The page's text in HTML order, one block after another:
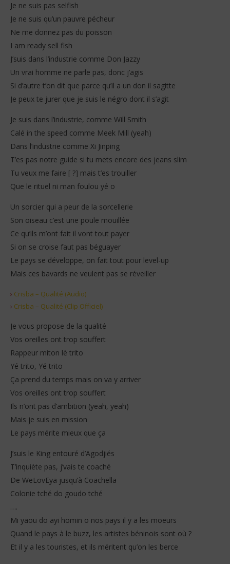
Je ne suis pas selfish
Je ne suis qu’un pauvre pécheur
Ne me donnez pas du poisson
I am ready sell fish
J’suis dans l’industrie comme Don Jazzy
Un vrai homme ne parle pas, donc j’agis
Si d’autre t’on dit que parce qu’il a un don il sagitte
Je peux te jurer que je suis le négro dont il s’agit
Je suis dans l’industrie, comme Will Smith
Calé in the speed comme Meek Mill (yeah)
Dans l’industrie comme Xi Jinping
T’es pas notre guide si tu mets encore des jeans slim
Tu veux me faire [ ?] mais t’es trouiller
Que le rituel ni man foulou yé o
Un sorcier qui a peur de la sorcellerie
Son oiseau c’est une poule mouillée
Ce qu’ils m’ont fait il vont tout payer
Si on se croise faut pas béguayer
Le pays se développe, on fait tout pour level-up
Mais ces bavards ne veulent pas se réveiller
› Crisba – Qualité (Audio)
› Crisba – Qualité (Clip Officiel)
Je vous propose de la qualité
Vos oreilles ont trop souffert
Rappeur miton lè trito
Yé trito, Yé trito
Ça prend du temps mais on va y arriver
Vos oreilles ont trop souffert
Ils n’ont pas d’ambition (yeah, yeah)
Mais je suis en mission
Le pays mérite mieux que ça
J’suis le King entouré d’Agodjiés
T’inquiète pas, j’vais te coaché
De WeLovEya jusqu’à Coachella
Colonie tché do goudo tché
….
Mi yaou do ayi homin o nos pays il y a les moeurs
Quand le pays à le buzz, les artistes béninois sont où ?
Et il y a les touristes, et ils méritent qu’on les berce